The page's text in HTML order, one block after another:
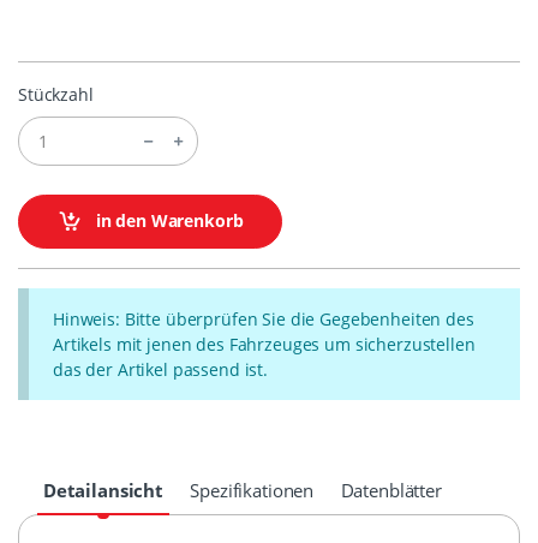
Stückzahl
in den Warenkorb
Hinweis: Bitte überprüfen Sie die Gegebenheiten des
Artikels mit jenen des Fahrzeuges um sicherzustellen
das der Artikel passend ist.
Detailansicht Spezifikationen Datenblätter